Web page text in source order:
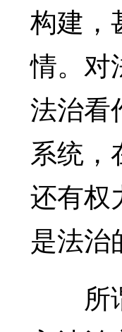
构建，
情。对
法治看
系统，
还有权
是法治
所谓